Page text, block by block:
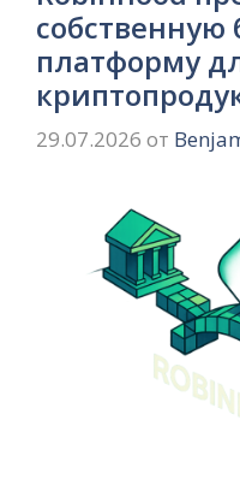
собственную
платформу
29.07.2026 от